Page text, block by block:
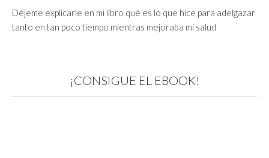
Déjeme explicarle en mi libro qué es lo que hice para adelgazar
tanto en tan poco tiempo mientras mejoraba mi salud
¡CONSIGUE EL EBOOK!